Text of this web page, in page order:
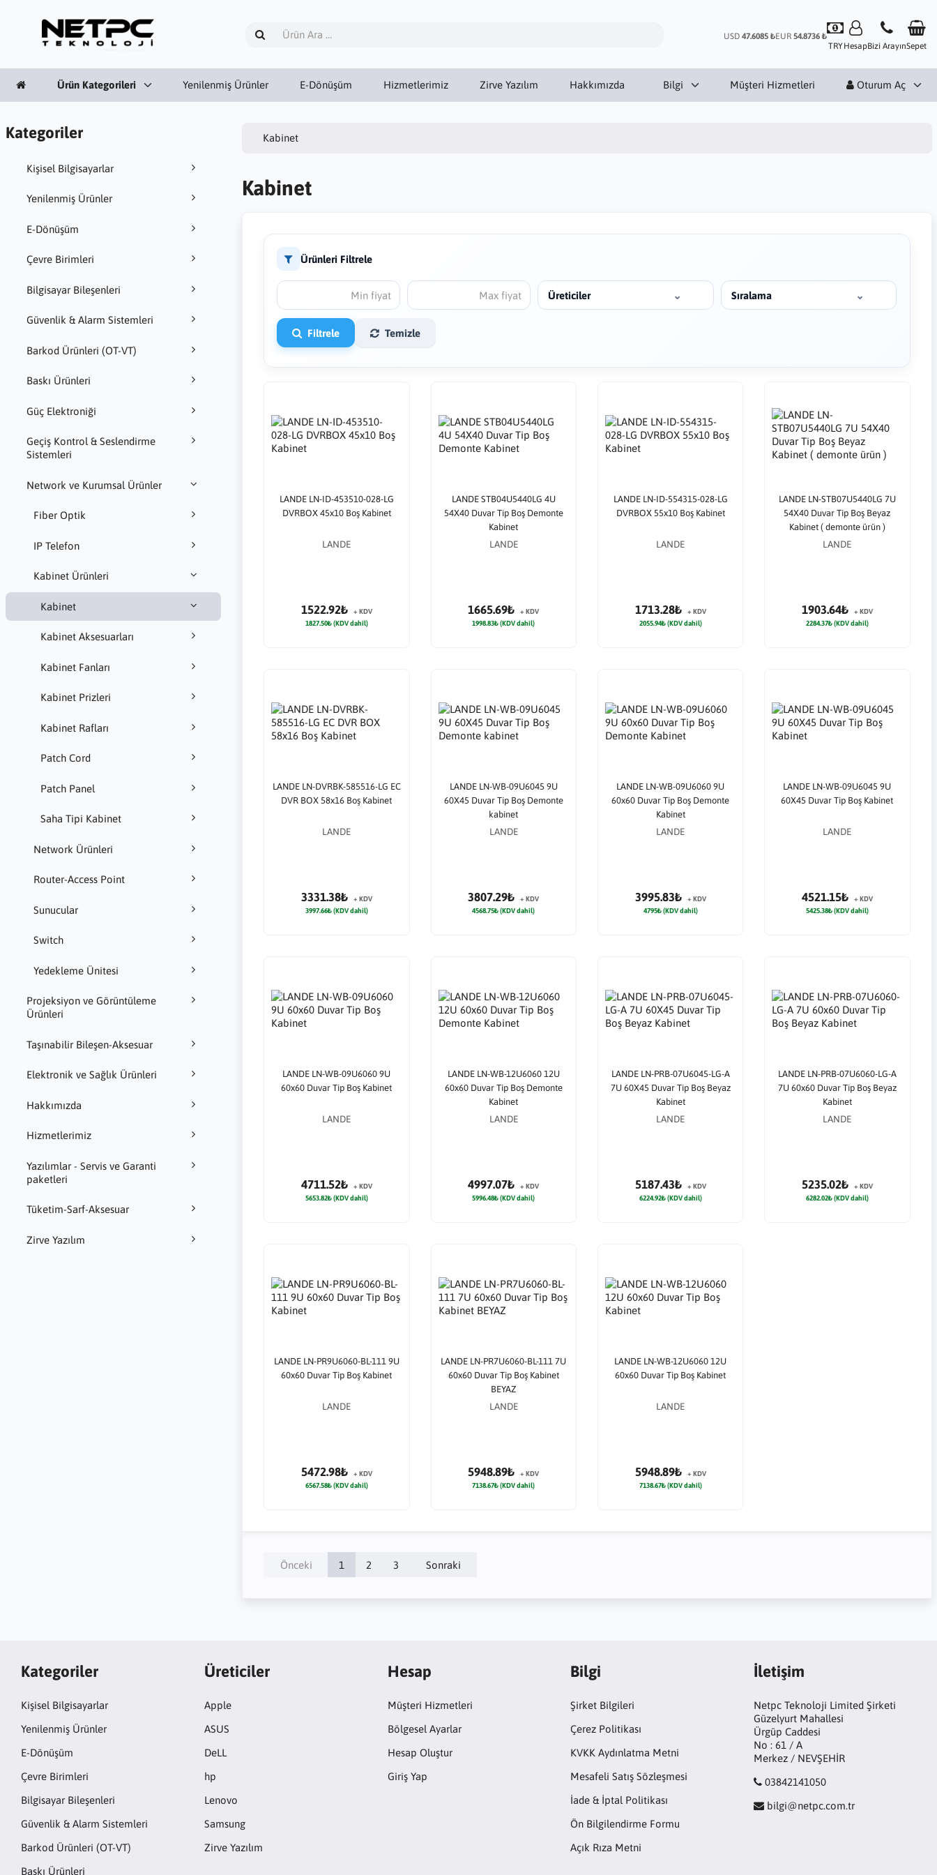
USD 47.6085 ₺EUR 54.8736 ₺
TRYHesapBizi ArayınSepet
Ürün Kategorileri Yenilenmiş Ürünler E-Dönüşüm Hizmetlerimiz Zirve Yazılım Hakkımızda Bilgi Müşteri Hizmetleri Oturum Aç
Kategoriler
Kişisel Bilgisayarlar
Yenilenmiş Ürünler
E-Dönüşüm
Çevre Birimleri
Bilgisayar Bileşenleri
Güvenlik & Alarm Sistemleri
Barkod Ürünleri (OT-VT)
Baskı Ürünleri
Güç Elektroniği
Geçiş Kontrol & Seslendirme
Sistemleri
Network ve Kurumsal Ürünler
Fiber Optik
IP Telefon
Kabinet Ürünleri
Kabinet
Kabinet Aksesuarları
Kabinet Fanları
Kabinet Prizleri
Kabinet Rafları
Patch Cord
Patch Panel
Saha Tipi Kabinet
Network Ürünleri
Router-Access Point
Sunucular
Switch
Yedekleme Ünitesi
Projeksiyon ve Görüntüleme
Ürünleri
Taşınabilir Bileşen-Aksesuar
Elektronik ve Sağlık Ürünleri
Hakkımızda
Hizmetlerimiz
Yazılımlar - Servis ve Garanti
paketleri
Tüketim-Sarf-Aksesuar
Zirve Yazılım
Kabinet
Kabinet
Ürünleri Filtrele
Üreticiler Sıralama
Filtrele Temizle
LANDE LN-ID-453510-028-LG
DVRBOX 45x10 Boş Kabinet
LANDE
1522.92₺
+ KDV
1827.50₺ (KDV dahil)
LANDE STB04U5440LG 4U
54X40 Duvar Tip Boş Demonte
Kabinet
LANDE
1665.69₺
+ KDV
1998.83₺ (KDV dahil)
LANDE LN-ID-554315-028-LG
DVRBOX 55x10 Boş Kabinet
LANDE
1713.28₺
+ KDV
2055.94₺ (KDV dahil)
LANDE LN-STB07U5440LG 7U
54X40 Duvar Tip Boş Beyaz
Kabinet ( demonte ürün )
LANDE
1903.64₺
+ KDV
2284.37₺ (KDV dahil)
LANDE LN-DVRBK-585516-LG EC
DVR BOX 58x16 Boş Kabinet
LANDE
3331.38₺
+ KDV
3997.66₺ (KDV dahil)
LANDE LN-WB-09U6045 9U
60X45 Duvar Tip Boş Demonte
kabinet
LANDE
3807.29₺
+ KDV
4568.75₺ (KDV dahil)
LANDE LN-WB-09U6060 9U
60x60 Duvar Tip Boş Demonte
Kabinet
LANDE
3995.83₺
+ KDV
4795₺ (KDV dahil)
LANDE LN-WB-09U6045 9U
60X45 Duvar Tip Boş Kabinet
LANDE
4521.15₺
+ KDV
5425.38₺ (KDV dahil)
LANDE LN-WB-09U6060 9U
60x60 Duvar Tip Boş Kabinet
LANDE
4711.52₺
+ KDV
5653.82₺ (KDV dahil)
LANDE LN-WB-12U6060 12U
60x60 Duvar Tip Boş Demonte
Kabinet
LANDE
4997.07₺
+ KDV
5996.48₺ (KDV dahil)
LANDE LN-PRB-07U6045-LG-A
7U 60X45 Duvar Tip Boş Beyaz
Kabinet
LANDE
5187.43₺
+ KDV
6224.92₺ (KDV dahil)
LANDE LN-PRB-07U6060-LG-A
7U 60x60 Duvar Tip Boş Beyaz
Kabinet
LANDE
5235.02₺
+ KDV
6282.02₺ (KDV dahil)
LANDE LN-PR9U6060-BL-111 9U
60x60 Duvar Tip Boş Kabinet
LANDE
5472.98₺
+ KDV
6567.58₺ (KDV dahil)
LANDE LN-PR7U6060-BL-111 7U
60x60 Duvar Tip Boş Kabinet
BEYAZ
LANDE
5948.89₺
+ KDV
7138.67₺ (KDV dahil)
LANDE LN-WB-12U6060 12U
60x60 Duvar Tip Boş Kabinet
LANDE
5948.89₺
+ KDV
7138.67₺ (KDV dahil)
Önceki 1 2 3 Sonraki
Kategoriler
Kişisel Bilgisayarlar
Yenilenmiş Ürünler
E-Dönüşüm
Çevre Birimleri
Bilgisayar Bileşenleri
Güvenlik & Alarm Sistemleri
Barkod Ürünleri (OT-VT)
Baskı Ürünleri
Üreticiler
Apple
ASUS
DeLL
hp
Lenovo
Samsung
Zirve Yazılım
Hesap
Müşteri Hizmetleri
Bölgesel Ayarlar
Hesap Oluştur
Giriş Yap
Bilgi
Şirket Bilgileri
Çerez Politikası
KVKK Aydınlatma Metni
Mesafeli Satış Sözleşmesi
İade & İptal Politikası
Ön Bilgilendirme Formu
Açık Rıza Metni
İletişim
Netpc Teknoloji Limited Şirketi
Güzelyurt Mahallesi
Ürgüp Caddesi
No : 61 / A
Merkez / NEVŞEHİR
03842141050
bilgi@netpc.com.tr